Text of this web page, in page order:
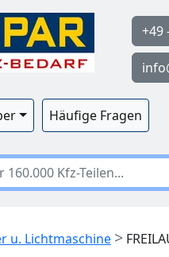
+49
Häufige Fragen
u. Lichtmaschine >